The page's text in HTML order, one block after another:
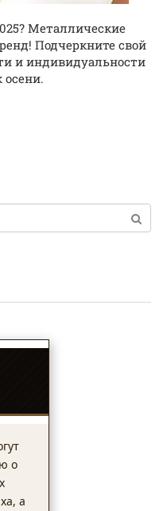
Металлические
Подчеркните свой
и индивидуальности
о
а